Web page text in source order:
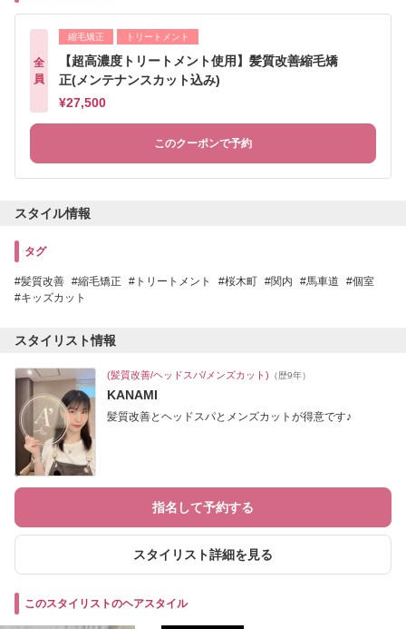
全
員
縮毛矯正 トリートメント
【超高濃度トリートメント使用】髪質改善縮毛矯
正(メンテナンスカット込み)
¥27,500
このクーポンで予約
スタイル情報
タグ
髪質改善 縮毛矯正 トリートメント 桜木町 関内 馬車道
個室
キッズカット
スタイリスト情報
(髪質改善/ヘッドスパ/メンズカット) （歴9年）
KANAMI
髪質改善とヘッドスパとメンズカットが得意です♪
指名して予約する
スタイリスト詳細を見る
このスタイリストのヘアスタイル